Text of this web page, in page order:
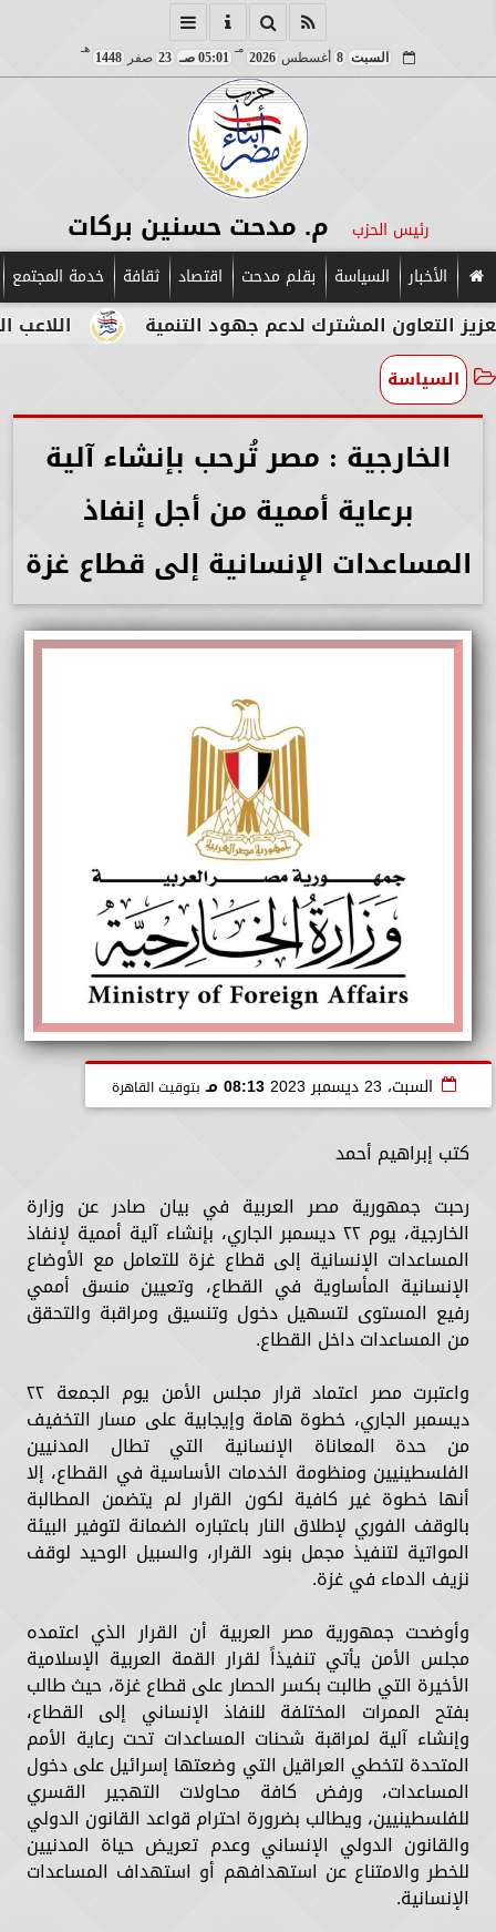
السبت 8 أغسطس 2026
مـ
05:01 صـ 23 صفر 1448
هـ
رئيس الحزب م. مدحت حسنين بركات
الأخبار السياسة بقلم مدحت اقتصاد ثقافة خدمة المجتمع
اللاعب المشترك لدعم جهود التنمية
السياسة
الخارجية : مصر تُرحب بإنشاء آلية
برعاية أممية من أجل إنفاذ
المساعدات الإنسانية إلى قطاع غزة
السبت، 23 ديسمبر 2023 08:13 مـ بتوقيت القاهرة
كتب إبراهيم أحمد
رحبت جمهورية مصر العربية في بيان صادر عن وزارة
الخارجية، يوم ٢٢ ديسمبر الجاري، بإنشاء آلية أممية لإنفاذ
المساعدات الإنسانية إلى قطاع غزة للتعامل مع الأوضاع
الإنسانية المأساوية في القطاع، وتعيين منسق أممي
رفيع المستوى لتسهيل دخول وتنسيق ومراقبة والتحقق
من المساعدات داخل القطاع.
واعتبرت مصر اعتماد قرار مجلس الأمن يوم الجمعة ٢٢
ديسمبر الجاري، خطوة هامة وإيجابية على مسار التخفيف
من حدة المعاناة الإنسانية التي تطال المدنيين
الفلسطينيين ومنظومة الخدمات الأساسية في القطاع، إلا
أنها خطوة غير كافية لكون القرار لم يتضمن المطالبة
بالوقف الفوري لإطلاق النار باعتباره الضمانة لتوفير البيئة
المواتية لتنفيذ مجمل بنود القرار، والسبيل الوحيد لوقف
نزيف الدماء في غزة.
وأوضحت جمهورية مصر العربية أن القرار الذي اعتمده
مجلس الأمن يأتي تنفيذاً لقرار القمة العربية الإسلامية
الأخيرة التي طالبت بكسر الحصار على قطاع غزة، حيث طالب
بفتح الممرات المختلفة للنفاذ الإنساني إلى القطاع،
وإنشاء آلية لمراقبة شحنات المساعدات تحت رعاية الأمم
المتحدة لتخطي العراقيل التي وضعتها إسرائيل على دخول
المساعدات، ورفض كافة محاولات التهجير القسري
للفلسطينيين، ويطالب بضرورة احترام قواعد القانون الدولي
والقانون الدولي الإنساني وعدم تعريض حياة المدنيين
للخطر والامتناع عن استهدافهم أو استهداف المساعدات
الإنسانية.